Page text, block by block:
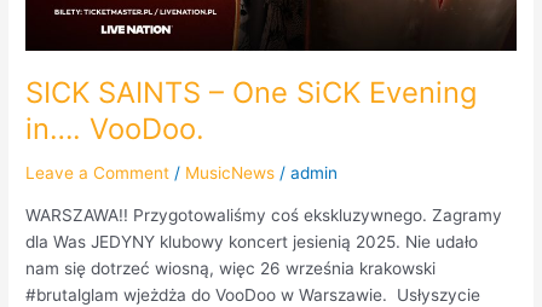
SICK SAINTS – One SiCK Evening
in…. VooDoo.
Leave a Comment / MusicNews /admin
WARSZAWA!! Przygotowaliśmy coś ekskluzywnego. Zagramy
dla Was JEDYNY klubowy koncert jesienią 2025. Nie udało
nam się dotrzeć wiosną, więc 26 września krakowski
#brutalglam wjeżdża do VooDoo w Warszawie. Usłyszycie